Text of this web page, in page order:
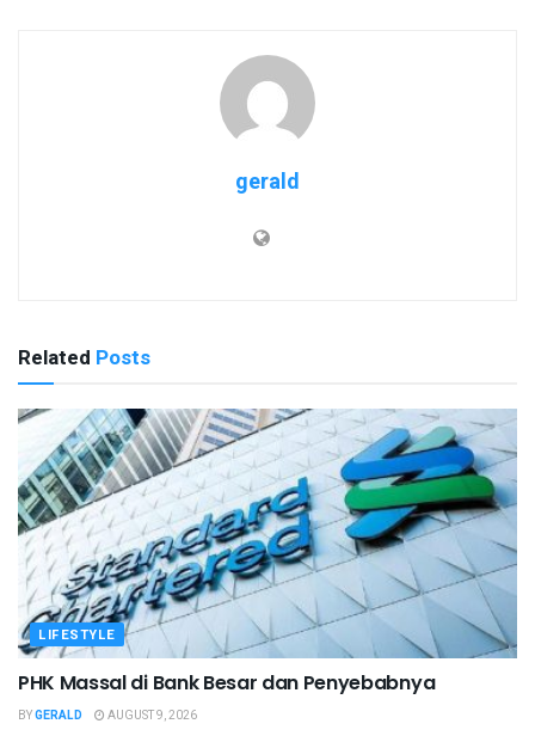
gerald
Related Posts
LIFESTYLE
PHK Massal di Bank Besar dan Penyebabnya
BYGERALD AUGUST 9, 2026